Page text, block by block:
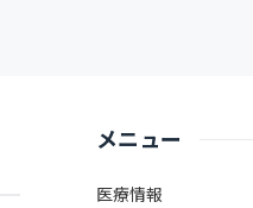
メニュー
医療情報